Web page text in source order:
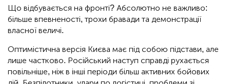
Що відбувається на фронті? Абсолютно не важливо:
більше впевненості, трохи бравади та демонстрації
власної величі.
Оптимістична версія Києва має під собою підстави, але
лише частково. Російський наступ справді рухається
повільніше, ніж в інші періоди більш активних бойових